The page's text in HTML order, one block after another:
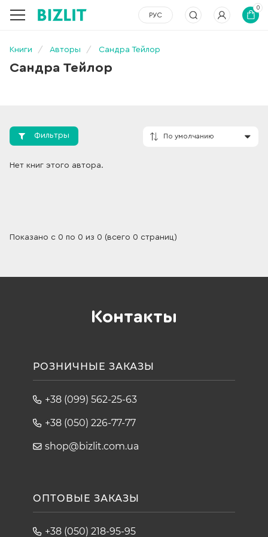
РУС
0
Книги Авторы Сандра Тейлор
Сандра Тейлор
Фильтры
Нет книг этого автора.
Показано с 0 по 0 из 0 (всего 0 страниц)
Контакты
РОЗНИЧНЫЕ ЗАКАЗЫ
+38 (099) 562-25-63
+38 (050) 226-77-77
shop@bizlit.com.ua
ОПТОВЫЕ ЗАКАЗЫ
+38 (050) 218-95-95